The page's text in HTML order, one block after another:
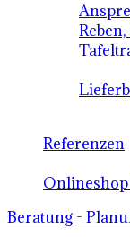
Referenzen
Beratung -